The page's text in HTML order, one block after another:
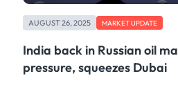
AUGUST 26, 2025 MARKET UPDATE
India back in Russian oil
pressure, squeezes Dubai